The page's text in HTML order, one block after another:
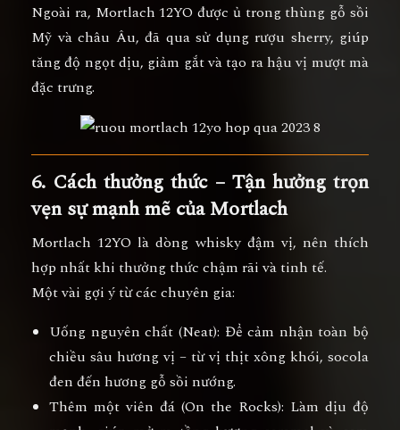
Ngoài ra, Mortlach 12YO được ủ trongthùng gỗ sồi
Mỹ và châu Âu, đã qua sử dụng rượu sherry, giúp
tăng độ ngọt dịu, giảm gắt và tạo ra hậu vị mượt mà
đặc trưng.
6. Cách thưởng thức – Tận hưởng trọn
vẹn sự mạnh mẽ của Mortlach
Mortlach 12YO là dòng whisky đậm vị, nên thích
hợp nhất khi thưởng thức chậm rãi và tinh tế.
Một vài gợi ý từ các chuyên gia:
Uống nguyên chất (Neat): Để cảm nhận toàn bộ
chiều sâu hương vị – từ vị thịt xông khói, socola
đen đến hương gỗ sồi nướng.
Thêm một viên đá (On the Rocks): Làm dịu độ